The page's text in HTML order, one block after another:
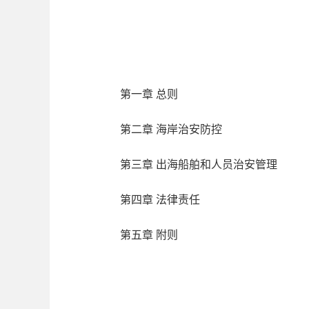
第一章 总则
第二章 海岸治安防控
第三章 出海船舶和人员治安管理
第四章 法律责任
第五章 附则